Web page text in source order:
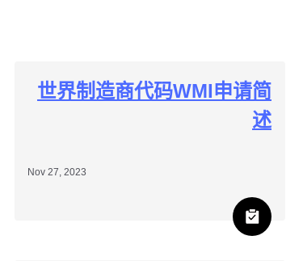
Nov 27, 2023
世界制造商代码WMI申请简
述
CCC认证